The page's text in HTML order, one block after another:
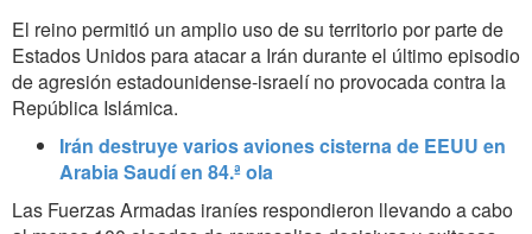
El reino permitió un amplio uso de su territorio por parte de
Estados Unidos para atacar a Irán durante el último episodio
de agresión estadounidense-israelí no provocada contra la
República Islámica.
Irán destruye varios aviones cisterna de EEUU en
Arabia Saudí en 84.ª ola
Las Fuerzas Armadas iraníes respondieron llevando a cabo